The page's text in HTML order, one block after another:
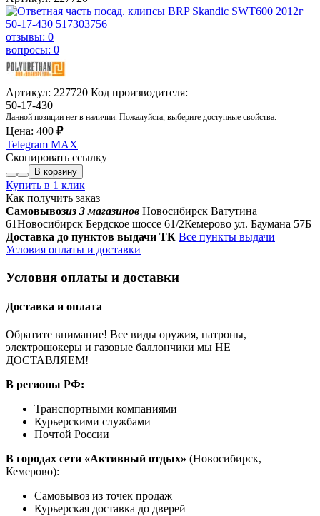
отзывы: 0
вопросы: 0
Артикул: 227720 Код производителя:
50-17-430
Данной позиции нет в наличии. Пожалуйста, выберите доступные свойства.
Цена: 400 ₽
Telegram MAX
Скопировать ссылку
В корзину
Купить в 1 клик
Как получить заказ
Самовывозиз 3 магазинов Новосибирск Ватутина
61Новосибирск Бердское шоссе 61/2Кемерово ул. Баумана 57Б
Доставка до пунктов выдачи ТК Все пункты выдачи
Условия оплаты и доставки
Условия оплаты и доставки
Доставка и оплата
Обратите внимание! Все виды оружия, патроны,
электрошокеры и газовые баллончики мы НЕ
ДОСТАВЛЯЕМ!
В регионы РФ:
Транспортными компаниями
Курьерскими службами
Почтой России
В городах сети «Активный отдых» (Новосибирск,
Кемерово):
Самовывоз из точек продаж
Курьерская доставка до дверей